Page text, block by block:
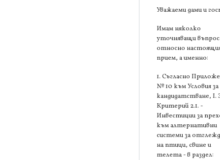
Уважаеми дами и
Имам няколко
уточняващи
относно
прием, а именно:
1. Съгласно
№ 10 към Условия за
кандидатстване, І.
Критерий 2.1. -
Инвестиции за
към алтернативни
системи за
на птици, свине и
телета - в раздел: